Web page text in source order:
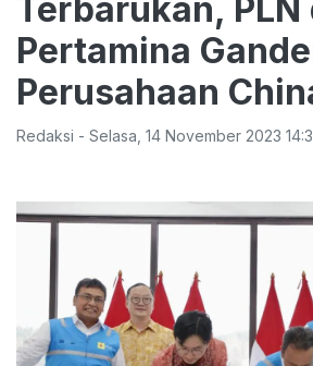
Terbarukan, PLN
Pertamina
Perusahaan
Redaksi - Selasa 14 November 2023